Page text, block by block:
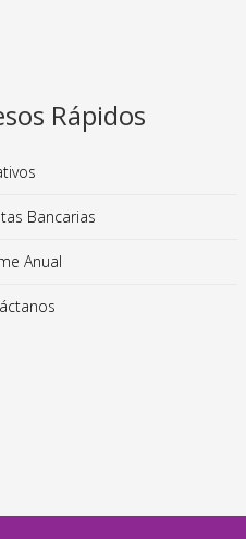
Rápidos
Bancarias
Anual